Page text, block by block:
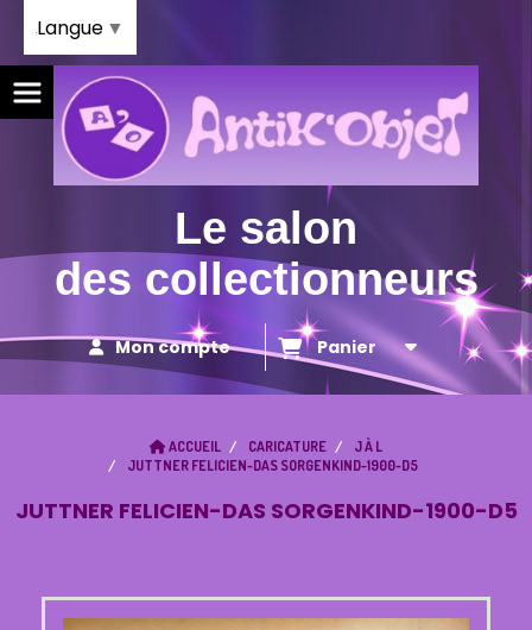
Le salon
des collectionneurs
Mon compte Panier
ACCUEIL CARICATURE
J À L
JUTTNER FELICIEN-DAS SORGENKIND-1900-D5
JUTTNER FELICIEN-DAS SORGENKIND-1900-D5
Langue ▼